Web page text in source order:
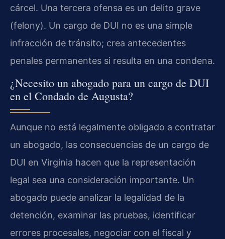
cárcel. Una tercera ofensa es un delito grave
(felony). Un cargo de DUI no es una simple
infracción de tránsito; crea antecedentes
penales permanentes si resulta en una condena.
¿Necesito un abogado para un cargo de DUI
en el Condado de Augusta?
Aunque no está legalmente obligado a contratar
un abogado, las consecuencias de un cargo de
DUI en Virginia hacen que la representación
legal sea una consideración importante. Un
abogado puede analizar la legalidad de la
detención, examinar las pruebas, identificar
errores procesales, negociar con el fiscal y